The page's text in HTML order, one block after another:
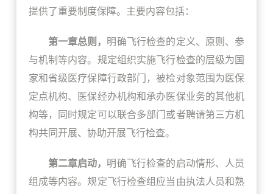
提供了重要制度保障。主要内容包括：
第一章总则， 明确飞行检查的定义、原则、参
与机制等内容。规定组织实施飞行检查的层级为国
家和省级医疗保障行政部门，被检对象范围为医保
定点机构、医保经办机构和承办医保业务的其他机
构等，同时规定可以联合多部门或者聘请第三方机
构共同开展、协助开展飞行检查。
第二章启动， 明确飞行检查的启动情形、人员
组成等内容。规定飞行检查组应当由执法人员和熟